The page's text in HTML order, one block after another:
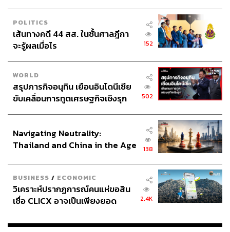
POLITICS
เส้นทางคดี 44 สส. ในชั้นศาลฎีกา
จะรู้ผลเมื่อไร
152
WORLD
สรุปภารกิจอนุทิน เยือนอินโดนีเซีย
ขับเคลื่อนการทูตเศรษฐกิจเชิงรุก
502
Navigating Neutrality:
Thailand and China in the Age
138
BUSINESS / ECONOMIC
วิเคราะห์ปรากฏการณ์คนแห่ขอสิน
เชื่อ CLICX อาจเป็นเพียงยอด
เรือนไทยที่ถูกซุกไว้
2.4K